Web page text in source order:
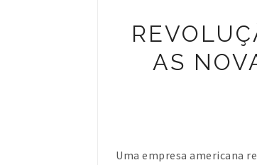
AS
Uma empresa americana